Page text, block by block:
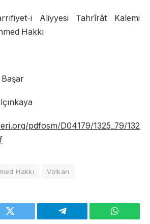
i Aliyyesi Tahrîrât Kalemi
Hakkı
Başar
pdfosm/D04179/1325_79/132
Hakkı Volkan
Twitter Telegram